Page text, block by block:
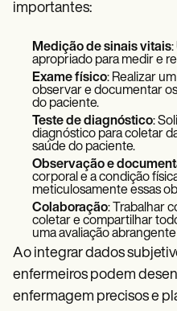
importantes:
Medição de sinais vitais:
apropriado para medir e
Exame físico: Realizar
observar e documentar
do paciente.
Teste de diagnóstico:
diagnóstico para coletar
saúde do paciente.
Observação e
corporal e a condição
meticulosamente essas
Colaboração: Trabalhar
coletar e compartilhar
uma avaliação
Ao integrar dados
enfermeiros podem
enfermagem precisos e